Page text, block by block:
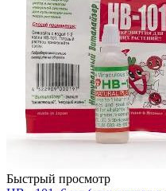
Быстрый просмотр